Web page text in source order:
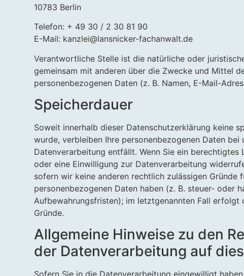
10783 Berlin
Telefon: + 49 30 / 2 30 81 90
E-Mail: kanzlei@lansnicker-fachanwalt.de
Verantwortliche Stelle ist die natürliche oder
gemeinsam mit anderen über die Zwecke und Mittel
personenbezogenen Daten (z. B. Namen, E-Mail-
Speicherdauer
Soweit innerhalb dieser Datenschutzerklärung keine
wurde, verbleiben Ihre personenbezogenen Daten
Datenverarbeitung entfällt. Wenn Sie ein berechtigtes
oder eine Einwilligung zur Datenverarbeitung
sofern wir keine anderen rechtlich zulässigen Gründe
personenbezogenen Daten haben (z. B. steuer- oder
Aufbewahrungsfristen); im letztgenannten Fall erfolgt
Gründe.
Allgemeine Hinweise zu den
der Datenverarbeitung auf